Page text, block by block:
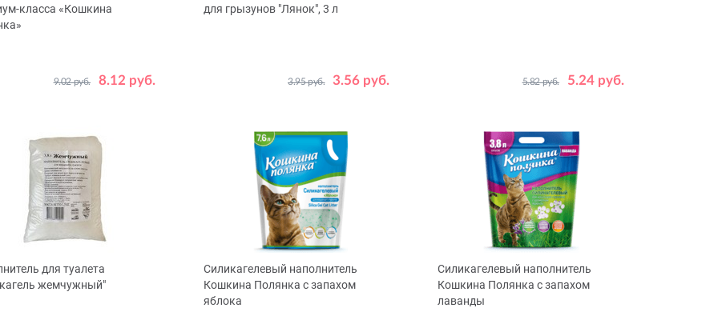
класса «Кошкина
8.12 руб.
9.02 руб. 3 5
для грызунов "Лянок", 3 л
3.56 руб.
3.95 руб. 5.24 руб.
5.82 руб. 5
для туалета
жемчужный"
Силикагелевый наполнитель
Кошкина Полянка с запахом
яблока
Силикагелевый наполнитель
Кошкина Полянка с запахом
лаванды